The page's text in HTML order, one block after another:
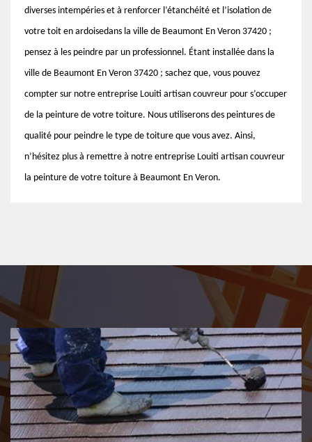
diverses intempéries et à renforcer l’étanchéité et l’isolation de
votre toit en ardoisedans la ville de Beaumont En Veron 37420 ;
pensez à les peindre par un professionnel. Étant installée dans la
ville de Beaumont En Veron 37420 ; sachez que, vous pouvez
compter sur notre entreprise Louiti artisan couvreur pour s’occuper
de la peinture de votre toiture. Nous utiliserons des peintures de
qualité pour peindre le type de toiture que vous avez. Ainsi,
n’hésitez plus à remettre à notre entreprise Louiti artisan couvreur
la peinture de votre toiture à Beaumont En Veron.